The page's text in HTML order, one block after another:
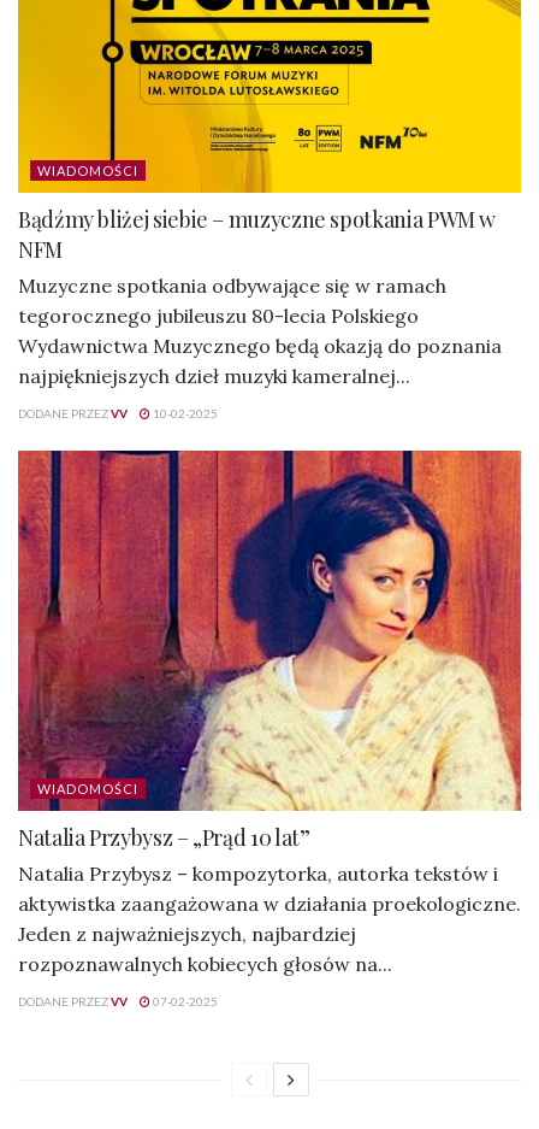
WIADOMOŚCI
Bądźmy bliżej siebie – muzyczne spotkania PWM w
NFM
Muzyczne spotkania odbywające się w ramach
tegorocznego jubileuszu 80-lecia Polskiego
Wydawnictwa Muzycznego będą okazją do poznania
najpiękniejszych dzieł muzyki kameralnej...
DODANE PRZEZVV 10-02-2025
WIADOMOŚCI
Natalia Przybysz – „Prąd 10 lat”
Natalia Przybysz – kompozytorka, autorka tekstów i
aktywistka zaangażowana w działania proekologiczne.
Jeden z najważniejszych, najbardziej
rozpoznawalnych kobiecych głosów na...
DODANE PRZEZVV 07-02-2025